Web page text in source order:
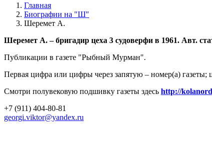
Главная
Биографии на "Ш"
Шеремет А.
Шеремет А. – бригадир цеха 3 судоверфи в 1961. Авт.
Публикации в газете "Рыбный Мурман".
Первая цифра или цифры через запятую – номер(а)
Смотри полувековую подшивку газеты здесь http://
+7 (911) 404-80-81
georgi.viktor@yandex.ru